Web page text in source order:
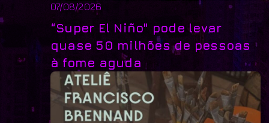
07/08/2026
“Super El Niño" pode levar
quase 50 milhões de pessoas
à fome aguda